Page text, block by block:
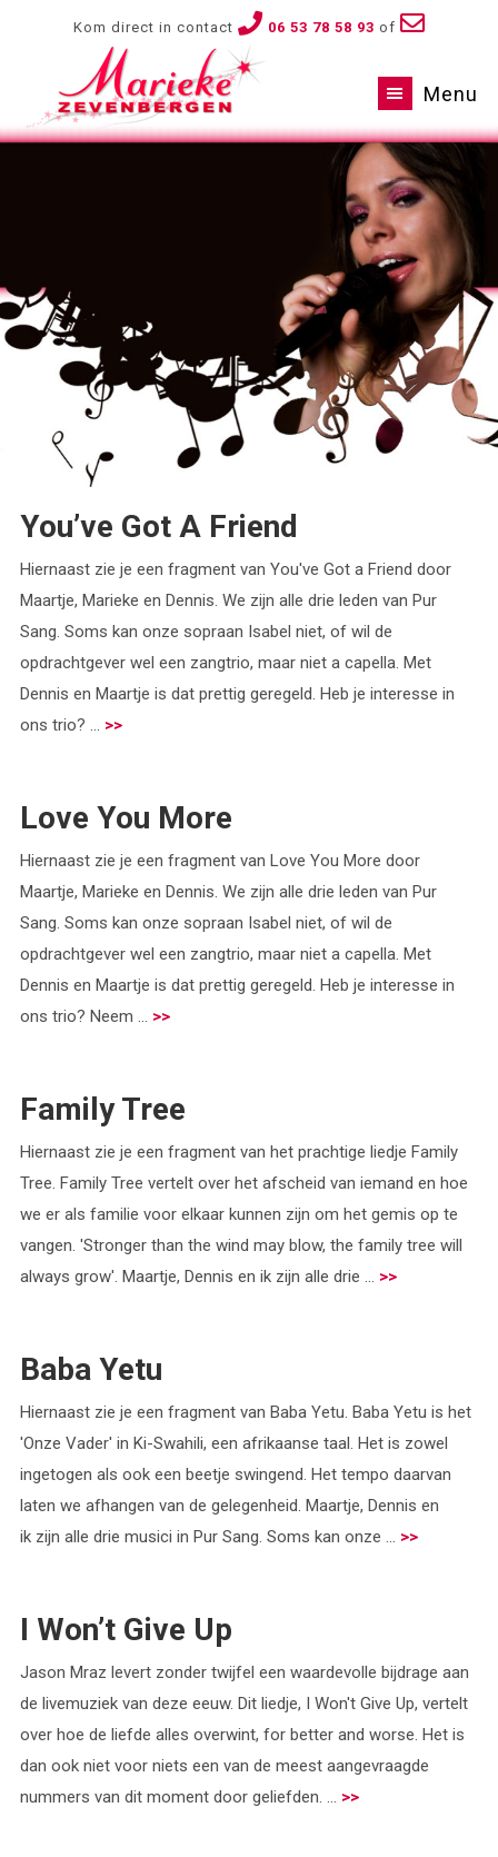
Kom direct in contact 06 53 78 58 93 of
Menu
You’ve Got A Friend
Hiernaast zie je een fragment van You've Got a Friend door
Maartje, Marieke en Dennis. We zijn alle drie leden van Pur
Sang. Soms kan onze sopraan Isabel niet, of wil de
opdrachtgever wel een zangtrio, maar niet a capella. Met
Dennis en Maartje is dat prettig geregeld. Heb je interesse in
ons trio? ... >>
Love You More
Hiernaast zie je een fragment van Love You More door
Maartje, Marieke en Dennis. We zijn alle drie leden van Pur
Sang. Soms kan onze sopraan Isabel niet, of wil de
opdrachtgever wel een zangtrio, maar niet a capella. Met
Dennis en Maartje is dat prettig geregeld. Heb je interesse in
ons trio? Neem ... >>
Family Tree
Hiernaast zie je een fragment van het prachtige liedje Family
Tree. Family Tree vertelt over het afscheid van iemand en hoe
we er als familie voor elkaar kunnen zijn om het gemis op te
vangen. 'Stronger than the wind may blow, the family tree will
always grow'. Maartje, Dennis en ik zijn alle drie ... >>
Baba Yetu
Hiernaast zie je een fragment van Baba Yetu. Baba Yetu is het
'Onze Vader' in Ki-Swahili, een afrikaanse taal. Het is zowel
ingetogen als ook een beetje swingend. Het tempo daarvan
laten we afhangen van de gelegenheid. Maartje, Dennis en
ik zijn alle drie musici in Pur Sang. Soms kan onze ... >>
I Won’t Give Up
Jason Mraz levert zonder twijfel een waardevolle bijdrage aan
de livemuziek van deze eeuw. Dit liedje, I Won't Give Up, vertelt
over hoe de liefde alles overwint, for better and worse. Het is
dan ook niet voor niets een van de meest aangevraagde
nummers van dit moment door geliefden. ... >>